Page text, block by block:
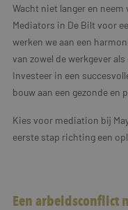
Wacht niet langer en
Mediators in De Bilt voor
werken we aan een
van zowel de werkgever
Investeer in een
bouw aan een gezonde en
Kies voor mediation bij
eerste stap richting een
Een arbeidsconflict